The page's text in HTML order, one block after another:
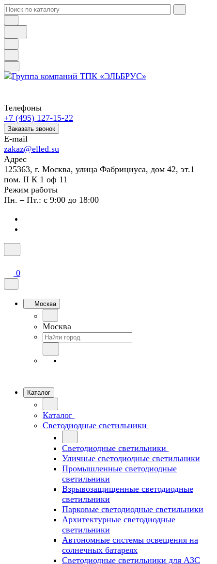
Телефоны
+7 (495) 127-15-22
Заказать звонок
E-mail
zakaz@elled.su
Адрес
125363, г. Москва, улица Фабрициуса, дом 42, эт.1
пом. II К 1 оф 11
Режим работы
Пн. – Пт.: с 9:00 до 18:00
0
Москва
Москва
Каталог
Каталог
Светодиодные светильники
Светодиодные светильники
Уличные светодиодные светильники
Промышленные светодиодные
светильники
Взрывозащищенные светодиодные
светильники
Парковые светодиодные светильники
Архитектурные светодиодные
светильники
Автономные системы освещения на
солнечных батареях
Светодиодные светильники для АЗС